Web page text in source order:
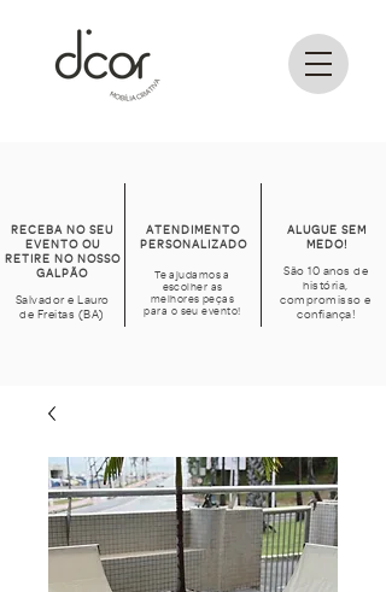
RECEBA NO SEU
EVENTO OU
RETIRE NO NOSSO
GALPÃO
Salvador e Lauro
de Freitas (BA)
ATENDIMENTO
PERSONALIZADO
Te ajudamos a
escolher as
melhores peças
para o seu evento!
ALUGUE SEM
MEDO!
São 10 anos de
história,
compromisso e
confiança!